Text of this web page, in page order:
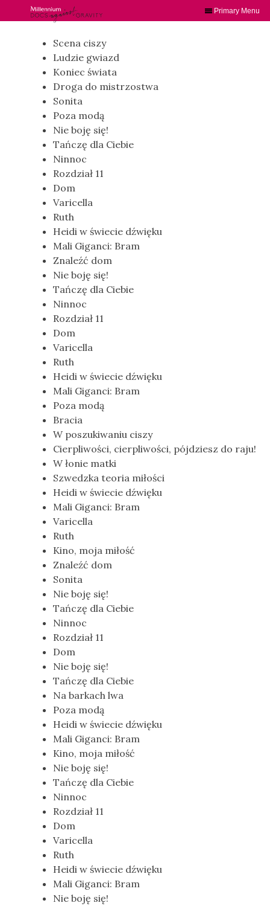
Primary Menu
Scena ciszy
Ludzie gwiazd
Koniec świata
Droga do mistrzostwa
Sonita
Poza modą
Nie boję się!
Tańczę dla Ciebie
Ninnoc
Rozdział 11
Dom
Varicella
Ruth
Heidi w świecie dźwięku
Mali Giganci: Bram
Znaleźć dom
Nie boję się!
Tańczę dla Ciebie
Ninnoc
Rozdział 11
Dom
Varicella
Ruth
Heidi w świecie dźwięku
Mali Giganci: Bram
Poza modą
Bracia
W poszukiwaniu ciszy
Cierpliwości, cierpliwości, pójdziesz do raju!
W łonie matki
Szwedzka teoria miłości
Heidi w świecie dźwięku
Mali Giganci: Bram
Varicella
Ruth
Kino, moja miłość
Znaleźć dom
Sonita
Nie boję się!
Tańczę dla Ciebie
Ninnoc
Rozdział 11
Dom
Nie boję się!
Tańczę dla Ciebie
Na barkach lwa
Poza modą
Heidi w świecie dźwięku
Mali Giganci: Bram
Kino, moja miłość
Nie boję się!
Tańczę dla Ciebie
Ninnoc
Rozdział 11
Dom
Varicella
Ruth
Heidi w świecie dźwięku
Mali Giganci: Bram
Nie boję się!